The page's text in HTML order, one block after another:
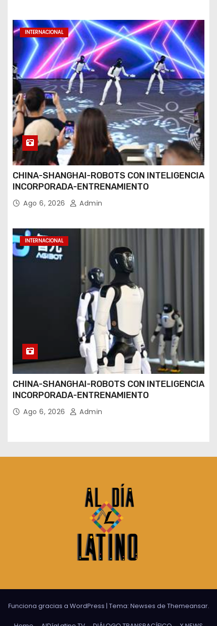
INTERNACIONAL
CHINA-SHANGHAI-ROBOTS CON INTELIGENCIA
INCORPORADA-ENTRENAMIENTO
Ago 6, 2026 Admin
INTERNACIONAL
CHINA-SHANGHAI-ROBOTS CON INTELIGENCIA
INCORPORADA-ENTRENAMIENTO
Ago 6, 2026 Admin
Funciona gracias a WordPress | Tema: Newses de Themeansar.